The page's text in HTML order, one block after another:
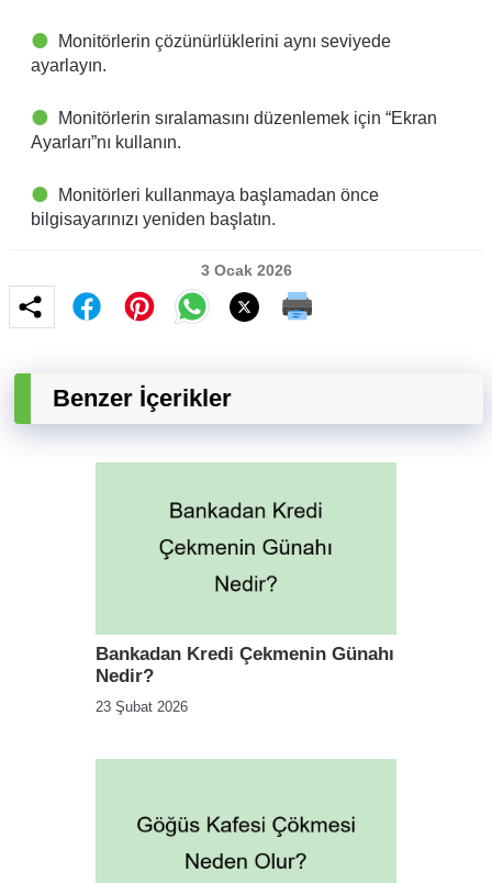
Monitörlerin çözünürlüklerini aynı seviyede
ayarlayın.
Monitörlerin sıralamasını düzenlemek için “Ekran
Ayarları”nı kullanın.
Monitörleri kullanmaya başlamadan önce
bilgisayarınızı yeniden başlatın.
3 Ocak 2026
Benzer İçerikler
Bankadan Kredi Çekmenin Günahı
Nedir?
23 Şubat 2026